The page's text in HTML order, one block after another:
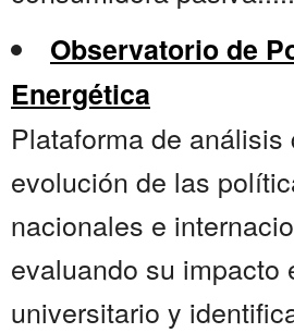
Observatorio de
Energética
Plataforma de
evolución de las
nacionales e
evaluando su impacto
universitario y